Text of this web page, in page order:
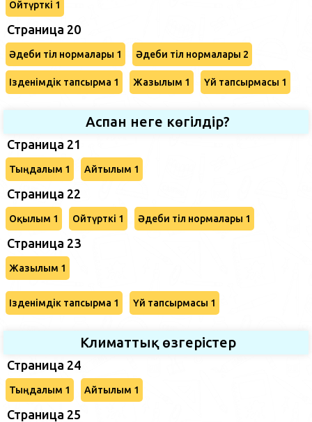
Ойтүрткі 1
Страница 20
Әдеби тіл нормалары 1 Әдеби тіл нормалары 2
Ізденімдік тапсырма 1 Жазылым 1 Үй тапсырмасы 1
Аспан неге көгілдір?
Страница 21
Тыңдалым 1 Айтылым 1
Страница 22
Оқылым 1 Ойтүрткі 1 Әдеби тіл нормалары 1
Страница 23
Жазылым 1
Ізденімдік тапсырма 1 Үй тапсырмасы 1
Климаттық өзгерістер
Страница 24
Тыңдалым 1 Айтылым 1
Страница 25